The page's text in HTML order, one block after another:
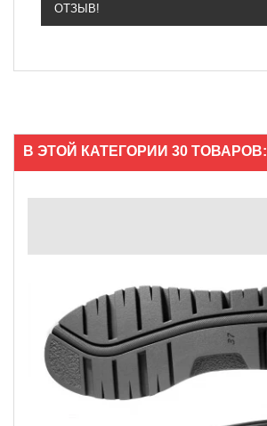
ОТЗЫВ!
В ЭТОЙ КАТЕГОРИИ 30 ТОВАРОВ: